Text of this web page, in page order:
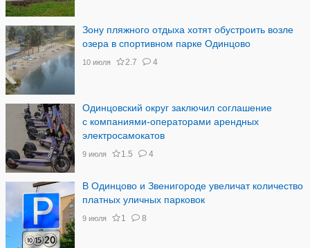
Зону пляжного отдыха хотят обустроить возле
озера в спортивном парке Одинцово
10 июля 2.7 4
Одинцовский округ заключил соглашение
с компаниями-операторами арендных
электросамокатов
9 июля 1.5 4
В Одинцово и Звенигороде увеличат количество
платных уличных парковок
9 июля 1 8